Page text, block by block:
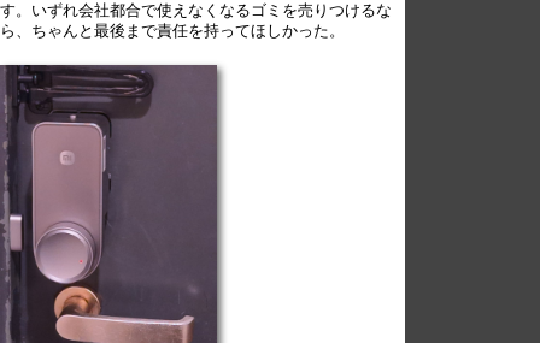
す。いずれ会社都合で使えなくなるゴミを売りつけるな
ら、ちゃんと最後まで責任を持ってほしかった。